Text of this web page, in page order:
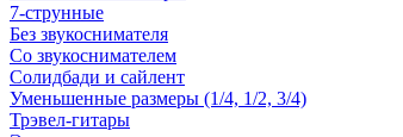
7-струнные
Без звукоснимателя
Со звукоснимателем
Солидбади и сайлент
Уменьшенные размеры (1/4, 1/2, 3/4)
Трэвел-гитары